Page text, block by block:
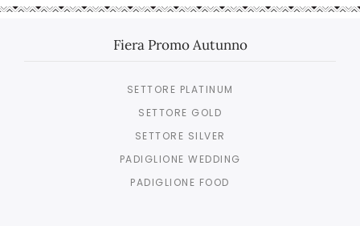
Fiera Promo Autunno
SETTORE PLATINUM
SETTORE GOLD
SETTORE SILVER
PADIGLIONE WEDDING
PADIGLIONE FOOD